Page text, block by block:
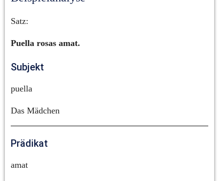
Satz:
Puella rosas amat.
Subjekt
puella
Das Mädchen
Prädikat
amat